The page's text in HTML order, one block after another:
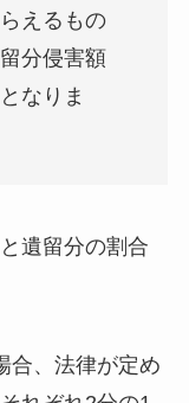
えるもの
分侵害額
なりま
遺留分の割合
合、法律が定め